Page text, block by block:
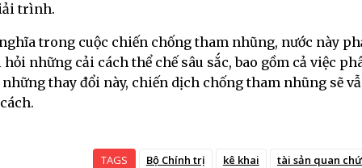
trình.
trong cuộc chiến chống tham nhũng, nước này
những cải cách thể chế sâu sắc, bao gồm cả việc
thay đổi này, chiến dịch chống tham nhũng sẽ
TAGS Bộ Chính trị kê khai tài sản quan